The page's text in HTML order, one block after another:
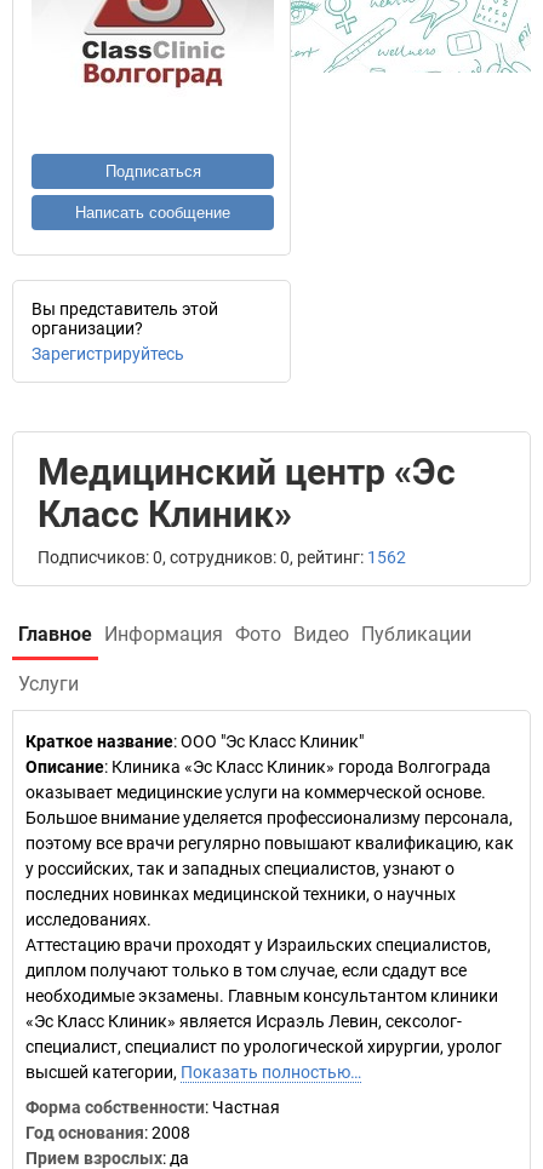
Подписаться
Написать сообщение
Вы представитель этой
организации?
Зарегистрируйтесь
Медицинский центр «Эс
Класс Клиник»
Подписчиков: 0, сотрудников: 0, рейтинг: 1562
Главное Информация Фото Видео Публикации
Услуги
Краткое название:ООО "Эс Класс Клиник"
Описание: Клиника «Эс Класс Клиник» города Волгограда
оказывает медицинские услуги на коммерческой основе.
Большое внимание уделяется профессионализму персонала,
поэтому все врачи регулярно повышают квалификацию, как
у российских, так и западных специалистов, узнают о
последних новинках медицинской техники, о научных
исследованиях.
Аттестацию врачи проходят у Израильских специалистов,
диплом получают только в том случае, если сдадут все
необходимые экзамены. Главным консультантом клиники
«Эс Класс Клиник» является Исраэль Левин, сексолог-
специалист, специалист по урологической хирургии, уролог
высшей категории, Показать полностью…
Форма собственности: Частная
Год основания:2008
Прием взрослых: да